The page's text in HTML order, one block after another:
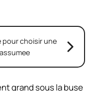
pour choisir une
grand sous la buse